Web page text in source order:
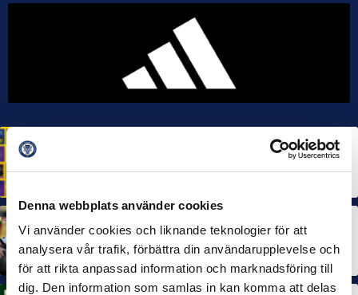
Denna webbplats använder cookies
Vi använder cookies och liknande teknologier för att
analysera vår trafik, förbättra din användarupplevelse och
för att rikta anpassad information och marknadsföring till
dig. Den information som samlas in kan komma att delas
Svensk Elitfotboll lanserar Fotbollseffekten – en
MÅNADENS SPELARE MÅNADENS TRÄNARE
Dubbla Landskrona-priser när juni summeras
10 JUL 2026